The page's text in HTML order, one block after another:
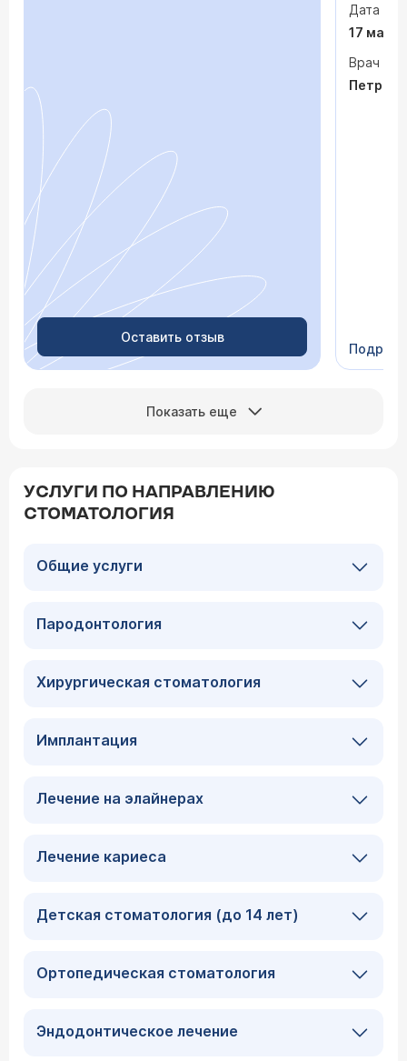
Оставить отзыв
сердца.
раз
врачи
На
Сейчас
Дата
17 мая
Врач
Показать еще
УСЛУГИ ПО НАПРАВЛЕНИЮ
СТОМАТОЛОГИЯ
Общие услуги
Пародонтология
Хирургическая стоматология
Имплантация
Лечение на элайнерах
Лечение кариеса
Детская стоматология (до 14 лет)
Ортопедическая стоматология
Эндодонтическое лечение